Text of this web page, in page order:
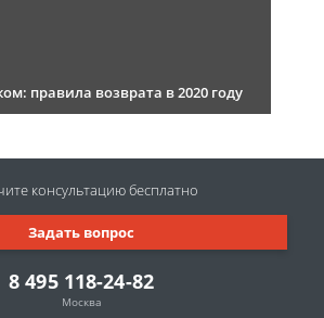
правила возврата в 2020 году
8 495 118-24-82
Москва
Задать вопрос
консультациюбесплатно